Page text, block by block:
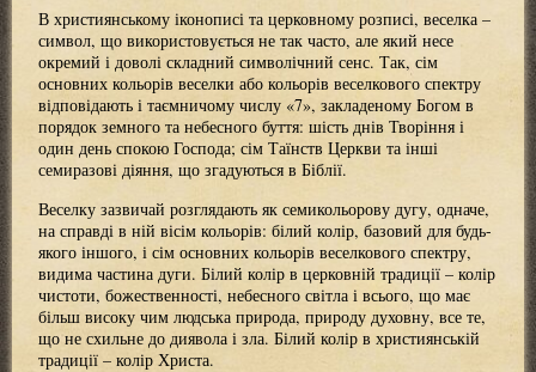
В християнському іконописі та церковному розписі, веселка –
символ, що використовується не так часто, але який несе
окремий і доволі складний символічний сенс. Так, сім
основних кольорів веселки або кольорів веселкового спектру
відповідають і таємничому числу «7», закладеному Богом в
порядок земного та небесного буття: шість днів Творіння і
один день спокою Господа; сім Таїнств Церкви та інші
семиразові діяння, що згадуються в Біблії.
Веселку зазвичай розглядають як семикольорову дугу, одначе,
на справді в ній вісім кольорів: білий колір, базовий для будь-
якого іншого, і сім основних кольорів веселкового спектру,
видима частина дуги. Білий колір в церковній традиції – колір
чистоти, божественності, небесного світла і всього, що має
більш високу чим людська природа, природу духовну, все те,
що не схильне до диявола і зла. Білий колір в християнській
традиції – колір Христа.